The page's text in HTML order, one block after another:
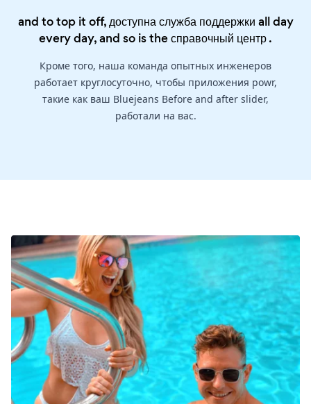
and to top it off, доступна служба поддержки all day
every day, and so is theсправочный центр.
Кроме того, наша команда опытных инженеров
работает круглосуточно, чтобы приложения powr,
такие как ваш Bluejeans Before and after slider,
работали на вас.